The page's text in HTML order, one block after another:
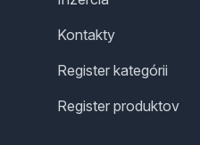
Kontakty
Register kategórii
Register produktov